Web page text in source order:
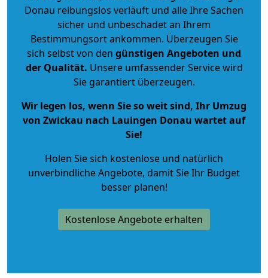
Donau reibungslos verläuft und alle Ihre Sachen
sicher und unbeschadet an Ihrem
Bestimmungsort ankommen. Überzeugen Sie
sich selbst von den günstigen Angeboten und
der Qualität. Unsere umfassender Service wird
Sie garantiert überzeugen.
Wir legen los, wenn Sie so weit sind, Ihr Umzug
von Zwickau nach Lauingen Donau wartet auf
Sie!
Holen Sie sich kostenlose und natürlich
unverbindliche Angebote, damit Sie Ihr Budget
besser planen!
Kostenlose Angebote erhalten